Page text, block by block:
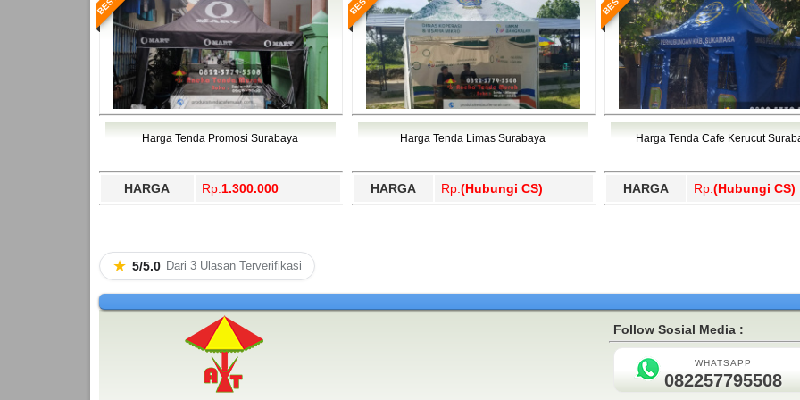
Harga Tenda Promosi Surabaya
HARGA Rp. 1.300.000
Harga Tenda Limas Surabaya
HARGA Rp. (Hubungi CS)
Harga Tenda Cafe Kerucut
HARGA Rp. (Hubungi CS)
★ 5/5.0 Dari 3 Ulasan Terverifikasi
Follow Sosial Media :
WHATSAPP
082257795508